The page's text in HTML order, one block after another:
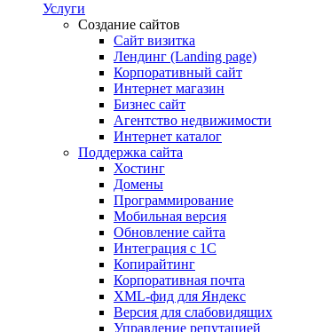
Услуги
Создание сайтов
Сайт визитка
Лендинг (Landing page)
Корпоративный сайт
Интернет магазин
Бизнес сайт
Агентство недвижимости
Интернет каталог
Поддержка сайта
Хостинг
Домены
Программирование
Мобильная версия
Обновление сайта
Интеграция с 1С
Копирайтинг
Корпоративная почта
XML-фид для Яндекс
Версия для слабовидящих
Управление репутацией